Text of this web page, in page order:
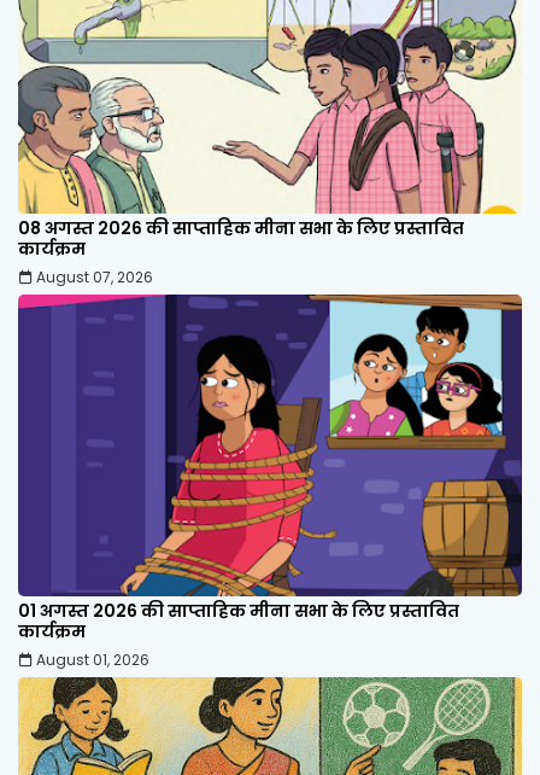
08 अगस्त 2026 की साप्ताहिक मीना सभा के लिए प्रस्तावित
कार्यक्रम
August 07, 2026
01 अगस्त 2026 की साप्ताहिक मीना सभा के लिए प्रस्तावित
कार्यक्रम
August 01, 2026